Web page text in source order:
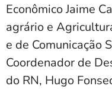
Econômico Jaime
agrário e
e de Comunicação
Coordenador de
do RN, Hugo